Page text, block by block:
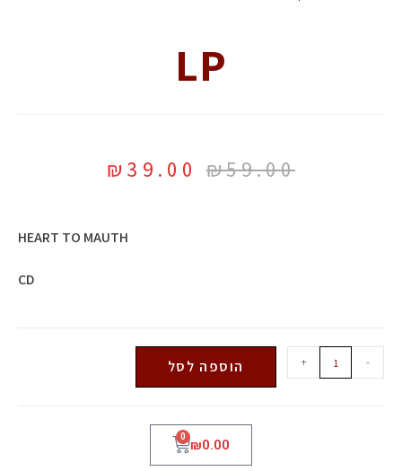
LP
₪59.00
₪ 39.00
HEART TO MAUTH
CD
-
+ הוספה לסל
₪0.00
0